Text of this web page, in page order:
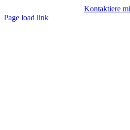
Kontaktiere
Page load link